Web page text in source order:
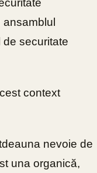
securitate
context
nevoie de
una organică,